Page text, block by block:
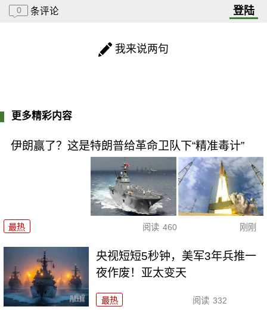
0 条评论 登陆
我来说两句
更多精彩内容
伊朗赢了？这是特朗普给革命卫队下“精准毒计”
最热 阅读 460 刚刚
央视短短5秒钟，美军3年兵推一
夜作废！亚太变天
最热 阅读 332